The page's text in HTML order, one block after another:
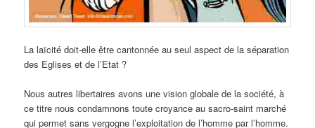
La laïcité doit-elle être cantonnée au seul aspect de la séparation
des Eglises et de l’Etat ?
Nous autres libertaires avons une vision globale de la société, à
ce titre nous condamnons toute croyance au sacro-saint marché
qui permet sans vergogne l’exploitation de l’homme par l’homme.